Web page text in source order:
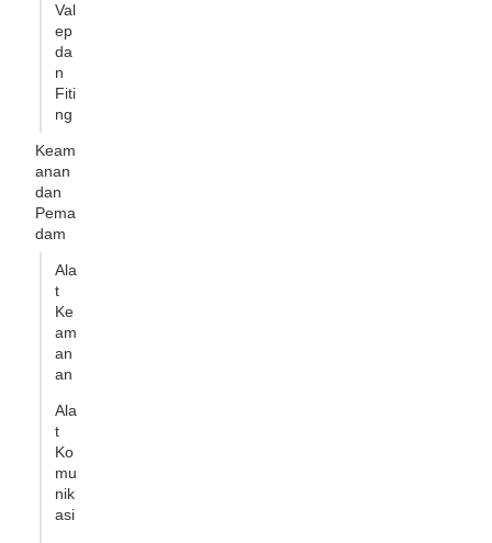
Val
ep
da
n
Fiti
ng
Keam
anan
dan
Pema
dam
Ala
t
Ke
am
an
an
Ala
t
Ko
mu
nik
asi